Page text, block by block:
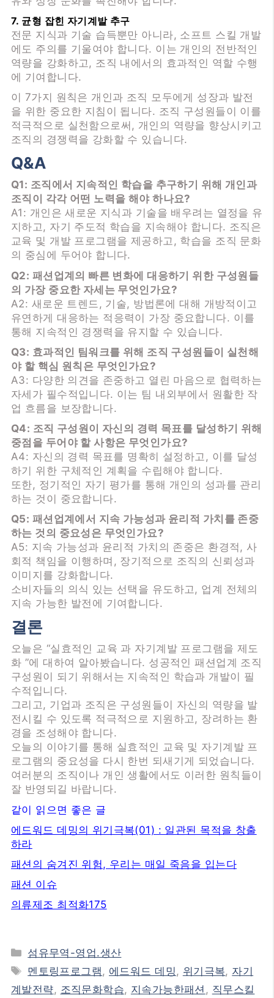
7. 균형 잡힌 자기계발 추구
전문 지식과 기술 습득뿐만 아니라, 소프트 스킬 개발
에도 주의를 기울여야 합니다. 이는 개인의 전반적인
역량을 강화하고, 조직 내에서의 효과적인 역할 수행
에 기여합니다.
이 7가지 원칙은 개인과 조직 모두에게 성장과 발전
을 위한 중요한 지침이 됩니다. 조직 구성원들이 이를
적극적으로 실천함으로써, 개인의 역량을 향상시키고
조직의 경쟁력을 강화할 수 있습니다.
Q&A
Q1: 조직에서 지속적인 학습을 추구하기 위해 개인과
조직이 각각 어떤 노력을 해야 하나요?
A1: 개인은 새로운 지식과 기술을 배우려는 열정을 유
지하고, 자기 주도적 학습을 지속해야 합니다. 조직은
교육 및 개발 프로그램을 제공하고, 학습을 조직 문화
의 중심에 두어야 합니다.
Q2: 패션업계의 빠른 변화에 대응하기 위한 구성원들
의 가장 중요한 자세는 무엇인가요?
A2: 새로운 트렌드, 기술, 방법론에 대해 개방적이고
유연하게 대응하는 적응력이 가장 중요합니다. 이를
통해 지속적인 경쟁력을 유지할 수 있습니다.
Q3: 효과적인 팀워크를 위해 조직 구성원들이 실천해
야 할 핵심 원칙은 무엇인가요?
A3: 다양한 의견을 존중하고 열린 마음으로 협력하는
자세가 필수적입니다. 이는 팀 내외부에서 원활한 작
업 흐름을 보장합니다.
Q4: 조직 구성원이 자신의 경력 목표를 달성하기 위해
중점을 두어야 할 사항은 무엇인가요?
A4: 자신의 경력 목표를 명확히 설정하고, 이를 달성
하기 위한 구체적인 계획을 수립해야 합니다.
또한, 정기적인 자기 평가를 통해 개인의 성과를 관리
하는 것이 중요합니다.
Q5: 패션업계에서 지속 가능성과 윤리적 가치를 존중
하는 것의 중요성은 무엇인가요?
A5: 지속 가능성과 윤리적 가치의 존중은 환경적, 사
회적 책임을 이행하며, 장기적으로 조직의 신뢰성과
이미지를 강화합니다.
소비자들의 의식 있는 선택을 유도하고, 업계 전체의
지속 가능한 발전에 기여합니다.
결론
오늘은 “실효적인 교육 과 자기계발 프로그램을 제도
화 ”에 대하여 알아봤습니다. 성공적인 패션업계 조직
구성원이 되기 위해서는 지속적인 학습과 개발이 필
수적입니다.
그리고, 기업과 조직은 구성원들이 자신의 역량을 발
전시킬 수 있도록 적극적으로 지원하고, 장려하는 환
경을 조성해야 합니다.
오늘의 이야기를 통해 실효적인 교육 및 자기계발 프
로그램의 중요성을 다시 한번 되새기게 되었습니다.
여러분의 조직이나 개인 생활에서도 이러한 원칙들이
잘 반영되길 바랍니다.
같이 읽으면 좋은 글
에드워드 데밍의 위기극복(01) : 일관된 목적을 창출
하라
패션의 숨겨진 위험, 우리는 매일 죽음을 입는다
패션 이슈
의류제조 최적화175
카
테
섬유무역-영업.생산
태
그
멘토링프로그램, 에드워드 데밍, 위기극복, 자기
계발전략, 조직문화학습, 지속가능한패션 , 직무스킬